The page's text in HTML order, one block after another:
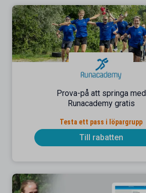
Prova-på att springa med
Runacademy gratis
Testa ett pass i löpargrupp
Till rabatten